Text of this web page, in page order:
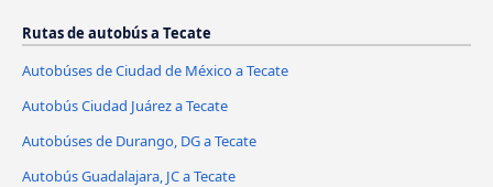
Rutas de autobús a Tecate
Autobúses de Ciudad de México a Tecate
Autobús Ciudad Juárez a Tecate
Autobúses de Durango, DG a Tecate
Autobús Guadalajara, JC a Tecate